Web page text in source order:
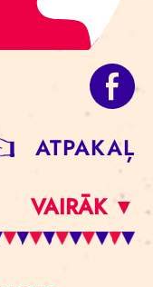
ATPAKAĻ
VAIRĀK ▼